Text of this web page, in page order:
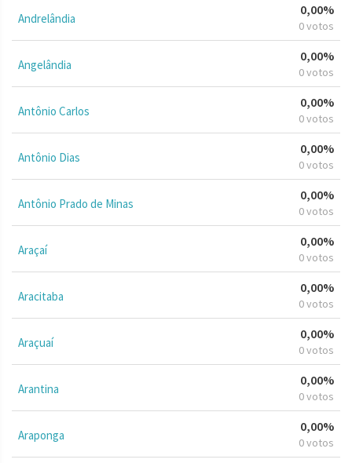
Andrelândia
0,00%
0 votos
Angelândia
0,00%
0 votos
Antônio Carlos
0,00%
0 votos
Antônio Dias
0,00%
0 votos
Antônio Prado de Minas
0,00%
0 votos
Araçaí
0,00%
0 votos
Aracitaba
0,00%
0 votos
Araçuaí
0,00%
0 votos
Arantina
0,00%
0 votos
Araponga
0,00%
0 votos